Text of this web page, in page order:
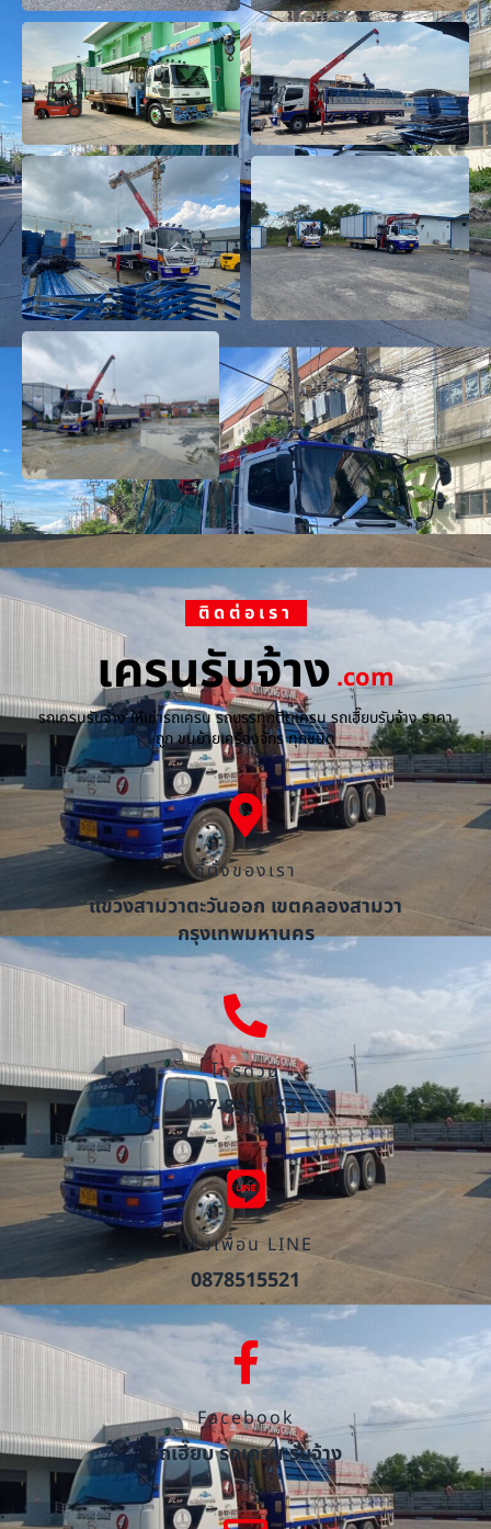
ติดต่อเรา
เครนรับจ้าง.com
รถเครนรับจ้าง ให้เช่ารถเครน รถบรรทุกติดเครน รถเฮี๊ยบรับจ้าง ราคา
ถูก ขนย้ายเครื่องจักร ทุกชนิด
ที่ตั้งของเรา
แขวงสามวาตะวันออก เขตคลองสามวา
กรุงเทพมหานคร
โทรด่วน
087-851-5521
เพิ่มเพื่อน LINE
0878515521
Facebook
รถเฮี๊ยบ รถเครน รับจ้าง